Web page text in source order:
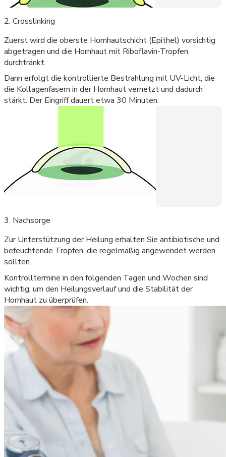
2. Crosslinking
Zuerst wird die oberste Hornhautschicht (Epithel) vorsichtig
abgetragen und die Hornhaut mit Riboflavin-Tropfen
durchtränkt.
Dann erfolgt die kontrollierte Bestrahlung mit UV-Licht, die
die Kollagenfasern in der Hornhaut vernetzt und dadurch
stärkt. Der Eingriff dauert etwa 30 Minuten.
3. Nachsorge
Zur Unterstützung der Heilung erhalten Sie antibiotische und
befeuchtende Tropfen, die regelmäßig angewendet werden
sollten.
Kontrolltermine in den folgenden Tagen und Wochen sind
wichtig, um den Heilungsverlauf und die Stabilität der
Hornhaut zu überprüfen.